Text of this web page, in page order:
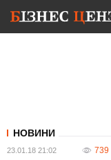
НОВИНИ
23.01.18 21:02 739